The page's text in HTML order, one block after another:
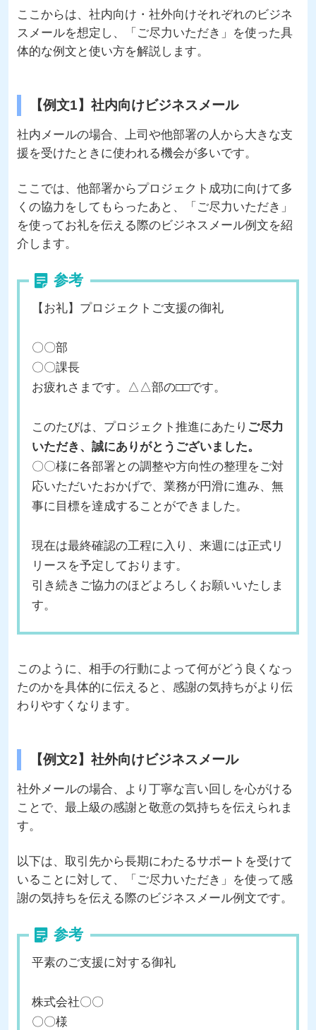
ここからは、社内向け・社外向けそれぞれのビジネ
スメールを想定し、「ご尽力いただき」を使った具
体的な例文と使い方を解説します。
【例文1】社内向けビジネスメール
社内メールの場合、上司や他部署の人から大きな支
援を受けたときに使われる機会が多いです。
ここでは、他部署からプロジェクト成功に向けて多
くの協力をしてもらったあと、「ご尽力いただき」
を使ってお礼を伝える際のビジネスメール例文を紹
介します。
参考
【お礼】プロジェクトご支援の御礼
〇〇部
〇〇課長
お疲れさまです。△△部の□□です。
このたびは、プロジェクト推進にあたり ご尽力
いただき、誠にありがとうございました。
〇〇様に各部署との調整や方向性の整理をご対
応いただいたおかげで、業務が円滑に進み、無
事に目標を達成することができました。
現在は最終確認の工程に入り、来週には正式リ
リースを予定しております。
引き続きご協力のほどよろしくお願いいたしま
す。
このように、相手の行動によって何がどう良くなっ
たのかを具体的に伝えると、感謝の気持ちがより伝
わりやすくなります。
【例文2】社外向けビジネスメール
社外メールの場合、より丁寧な言い回しを心がける
ことで、最上級の感謝と敬意の気持ちを伝えられま
す。
以下は、取引先から長期にわたるサポートを受けて
いることに対して、「ご尽力いただき」を使って感
謝の気持ちを伝える際のビジネスメール例文です。
参考
平素のご支援に対する御礼
株式会社〇〇
〇〇様